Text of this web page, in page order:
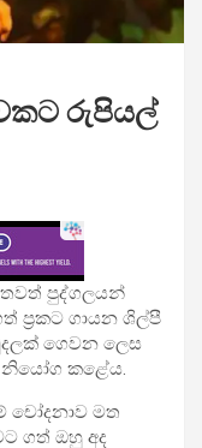
රුපියල්
පුද්ගලයන්
ප්‍රකට ගායන ශිල්පී
ගෙවන ලෙස
නියෝග කළේය.
චෝදනාව මත
ගත් ඔහු අද